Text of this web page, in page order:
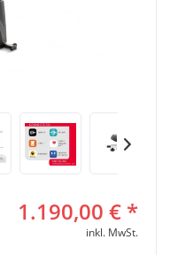
1.190,00 € *
inkl. MwSt.